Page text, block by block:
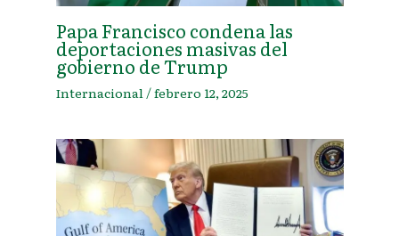
Papa Francisco condena las
deportaciones masivas del
gobierno de Trump
Internacional /febrero 12, 2025